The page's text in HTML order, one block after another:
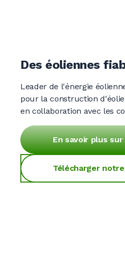
00
0
0
Des éoliennes
Leader de l'énergie
pour la construction
en collaboration avec les
En savoir plus
Télécharger